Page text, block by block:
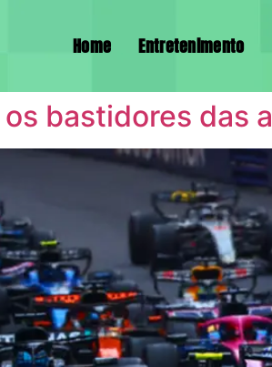
Home Entretenimento
bastidores das